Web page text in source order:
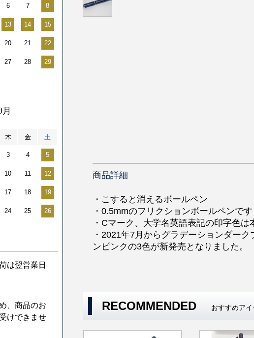
商品詳細
・こすると消えるボールペン
・0.5mmのフリクションボールペンで
・Cマーク、大学名英語表記の印字色
・2021年7月からグラデーションダー
ンピンクの3色が新発売となりました。
RECOMMENDED おすすめアイ
6 7 8
13 14 15
20 21 22
27 28 29
木 金 土
3 4 5
10 11 12
17 18 19
24 25 26
は翌営業日
、商品のお
けできませ